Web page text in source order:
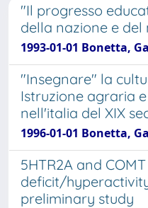
"Il progresso
della nazione e del
1993-01-01 Bonetta,
"Insegnare" la
Istruzione agraria
nell'italia del XIX
1996-01-01 Bonetta,
5HTR2A and
deficit/
preliminary study